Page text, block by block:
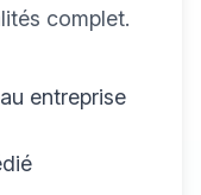
complet.
entreprise